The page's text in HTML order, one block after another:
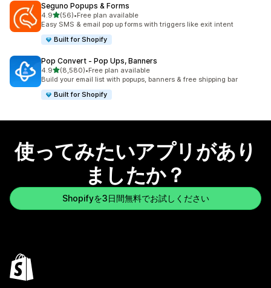
Seguno Popups & Forms
4.95つ星中
(56)
合計レビュー数：56件
•Free plan available
Easy SMS & email pop up forms with triggers like exit intent
Built for Shopify
Pop Convert ‑ Pop Ups, Banners
4.95つ星中
(8,580)
合計レビュー数：8580件
•Free plan available
Build your email list with popups, banners & free shipping bar
Built for Shopify
使ってみたいアプリがあり
ましたか？
Shopifyを3日間無料でお試しください